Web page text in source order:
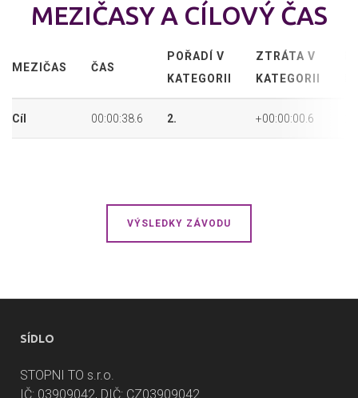
MEZIČASY A CÍLOVÝ ČAS
MEZIČAS ČAS
POŘADÍ V
KATEGORII
ZTRÁTA V
KATEGORII
Cíl 00:00:38.6 2. +00:00:00.6
VÝSLEDKY ZÁVODU
SÍDLO
STOPNI TO s.r.o.
IČ: 03909042, DIČ: CZ03909042